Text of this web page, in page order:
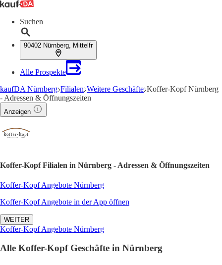
Suchen
90402 Nürnberg, Mittelfr
Alle Prospekte
kaufDA Nürnberg Filialen Weitere Geschäfte Koffer-Kopf Nürnberg
- Adressen & Öffnungszeiten
Anzeigen
Koffer-Kopf Filialen in Nürnberg - Adressen & Öffnungszeiten
Koffer-Kopf Angebote Nürnberg
Koffer-Kopf Angebote in der App öffnen
WEITER
Koffer-Kopf Angebote Nürnberg
Alle Koffer-Kopf Geschäfte in Nürnberg